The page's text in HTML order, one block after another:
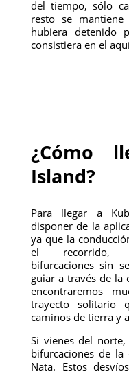
del tiempo, sólo
resto se
hubiera detenido
consistiera en el
¿Cómo
Island?
Para llegar a
disponer de la
ya que la
el recorrido,
bifurcaciones sin
guiar a través de la
encontraremos
trayecto solitario
caminos de tierra y
Si vienes del
bifurcaciones de
Nata. Estos